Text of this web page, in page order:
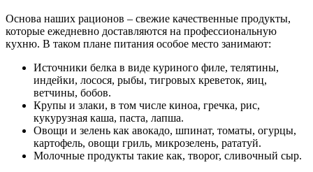
Основа наших рационов – свежие качественные продукты,
которые ежедневно доставляются на профессиональную
кухню. В таком плане питания особое место занимают:
Источники белка в виде куриного филе, телятины,
индейки, лосося, рыбы, тигровых креветок, яиц,
ветчины, бобов.
Крупы и злаки, в том числе киноа, гречка, рис,
кукурузная каша, паста, лапша.
Овощи и зелень как авокадо, шпинат, томаты, огурцы,
картофель, овощи гриль, микрозелень, рататуй.
Молочные продукты такие как, творог, сливочный сыр.